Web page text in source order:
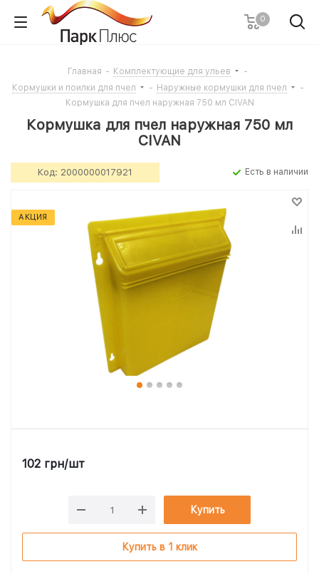
0
Главная - Комплектующие для ульев
-
Кормушки и поилки для пчел
- Наружные кормушки для пчел
-
Кормушка для пчел наружная 750 мл CIVAN
Кормушка для пчел наружная 750 мл
CIVAN
Код: 2000000017921 Есть в наличии
АКЦИЯ
102 грн/шт
Купить
Купить в 1 клик